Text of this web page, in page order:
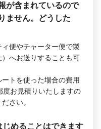
が含まれているので
ません。どうした
便やチャーター便で製
へお送りすることも可
トを使った場合の費用
度お見積りいたしますの
さい。
めることはできます